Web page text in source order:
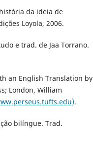
da ideia de
Loyola, 2006.
e trad. de Jaa Torrano.
an English Translation by
London, William
.
bilíngue. Trad.